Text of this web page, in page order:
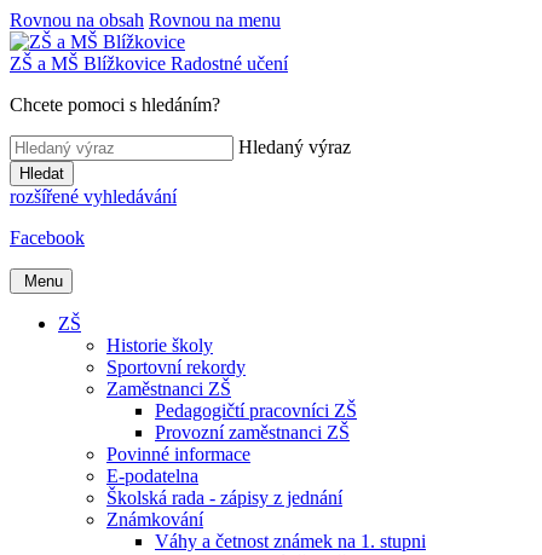
Rovnou na obsah Rovnou na menu
ZŠ a MŠ Blížkovice Radostné učení
Chcete pomoci s hledáním?
Hledaný výraz
Hledat
rozšířené vyhledávání
Facebook
Menu
ZŠ
Historie školy
Sportovní rekordy
Zaměstnanci ZŠ
Pedagogičtí pracovníci ZŠ
Provozní zaměstnanci ZŠ
Povinné informace
E-podatelna
Školská rada - zápisy z jednání
Známkování
Váhy a četnost známek na 1. stupni